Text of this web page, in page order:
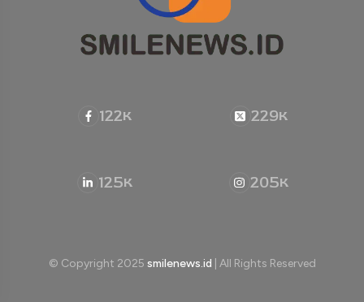
122K 229K
125K 205K
© Copyright 2025 smilenews.id | All Rights Reserved